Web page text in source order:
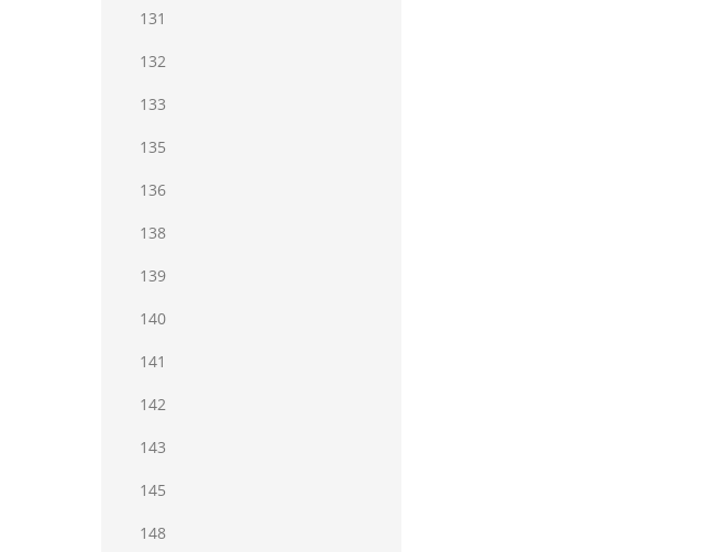
131
132
133
135
136
138
139
140
141
142
143
145
148